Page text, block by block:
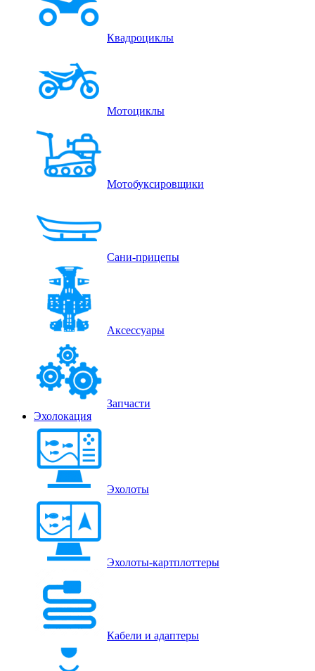
Квадроциклы
Мотоциклы
Мотобуксировщики
Сани-прицепы
Аксессуары
Запчасти
Эхолокация
Эхолоты
Эхолоты-картплоттеры
Кабели и адаптеры